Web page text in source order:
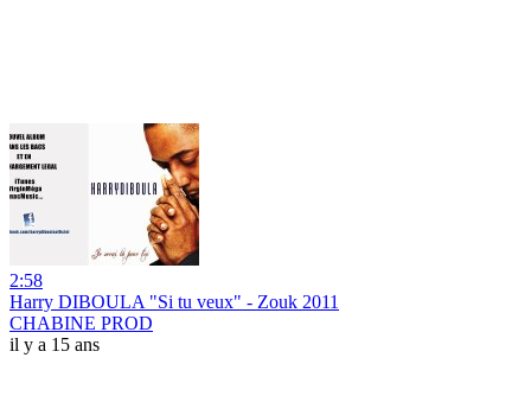
2:58
Harry DIBOULA "Si tu veux" - Zouk 2011
CHABINE PROD
il y a 15 ans